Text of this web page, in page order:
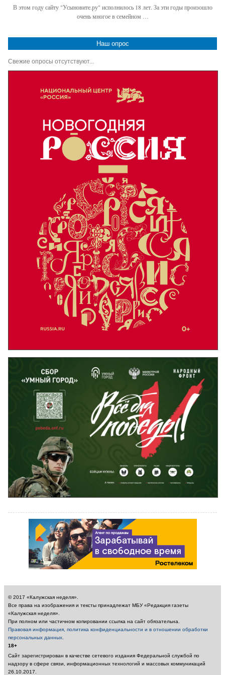
В этом году сайту "Усыновите.ру" исполнилось 18 лет. За эти годы произошло
очень многое в семейном …
Наш опрос
Свежие опросы отсутствуют...
© 2017 «Калужская неделя».
Все права на изображения и тексты принадлежат МБУ «Редакция газеты
«Калужская неделя».
При полном или частичном копировании ссылка на сайт обязательна.
Правовая информация, политика конфиденциальности и в отношении обработки
персональных данных.
18+
Сайт зарегистрирован в качестве сетевого издания Федеральной службой по
надзору в сфере связи, информационных технологий и массовых коммуникаций
26.10.2017.